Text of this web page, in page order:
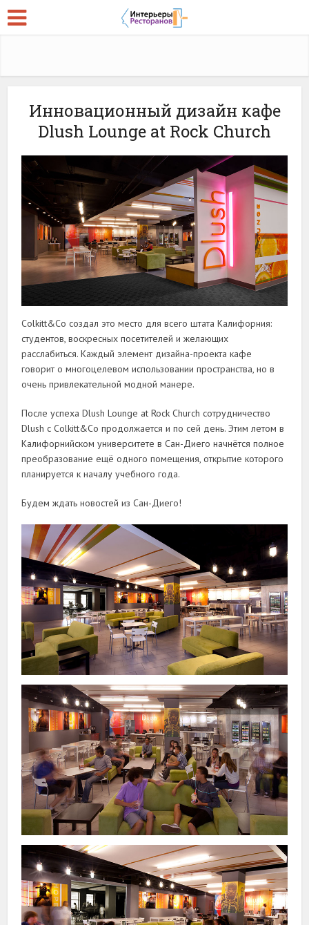
Инновационный дизайн кафе
Dlush Lounge at Rock Church
Colkitt&Co создал это место для всего штата Калифорния:
студентов, воскресных посетителей и желающих
расслабиться. Каждый элемент дизайна-проекта кафе
говорит о многоцелевом использовании пространства, но в
очень привлекательной модной манере.
После успеха Dlush Lounge at Rock Church сотрудничество
Dlush с Colkitt&Co продолжается и по сей день. Этим летом в
Калифорнийском университете в Сан-Диего начнётся полное
преобразование ещё одного помещения, открытие которого
планируется к началу учебного года.
Будем ждать новостей из Сан-Диего!